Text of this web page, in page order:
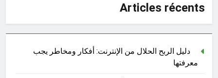
Articles récents
دليل الربح الحلال من الإنترنت: أفكار ومخاطر يجب
معرفتها